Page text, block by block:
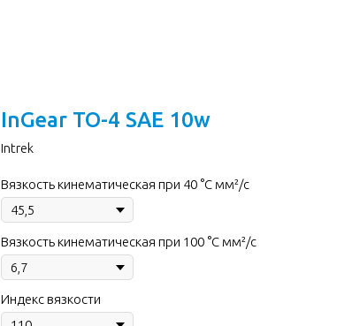
InGear TO-4 SAE 10w
Intrek
Вязкость кинематическая при 40 °C мм²/с
Вязкость кинематическая при 100 °C мм²/с
Индекс вязкости